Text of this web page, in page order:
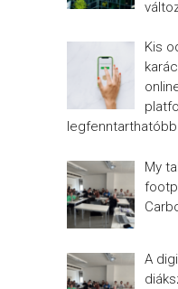
Kis
legfenntarthatóbb
My
A